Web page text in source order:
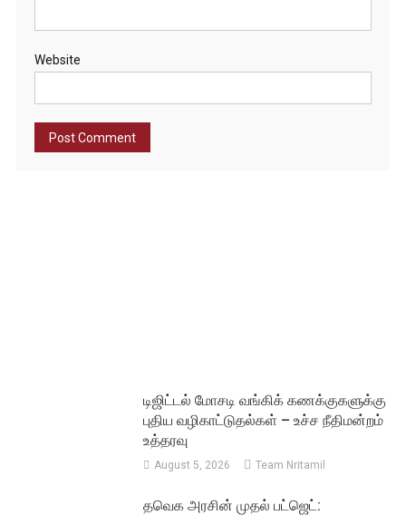
Website
டிஜிட்டல் மோசடி வங்கிக் கணக்குகளுக்கு
புதிய வழிகாட்டுதல்கள் – உச்ச நீதிமன்றம்
உத்தரவு
August 5, 2026 Team Nritamil
தவெக அரசின் முதல் பட்ஜெட்: